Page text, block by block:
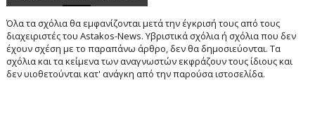
Όλα τα σχόλια θα εμφανίζονται μετά την έγκρισή τους από τους
διαχειριστές του Astakos-News. Υβριστικά σχόλια ή σχόλια που δεν
έχουν σχέση με το παραπάνω άρθρο, δεν θα δημοσιεύονται. Τα
σχόλια και τα κείμενα των αναγνωστών εκφράζουν τους ίδιους και
δεν υιοθετούνται κατ' ανάγκη από την παρούσα ιστοσελίδα.